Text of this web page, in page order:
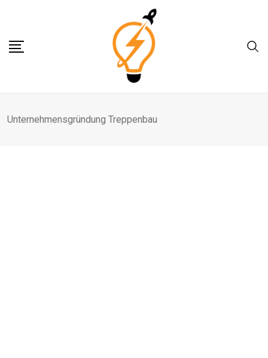
content
Unternehmensgründung Treppenbau